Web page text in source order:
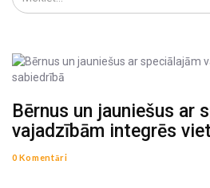
Bērnus un jauniešus ar
vajadzībām integrēs
0 Komentāri